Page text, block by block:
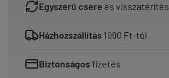
Egyszerű csere és visszatérítés
Házhozszállítás 1990 Ft-tól
Biztonságosfizetés